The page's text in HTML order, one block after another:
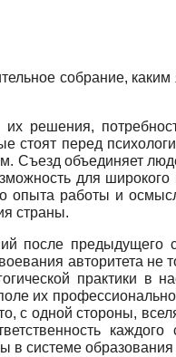
собрание, каким
решения,
стоят перед
Съезд объединяет
для
опыта работы и
страны.
после предыдущего
авторитета не
практики в
их
с одной стороны,
каждого
в системе